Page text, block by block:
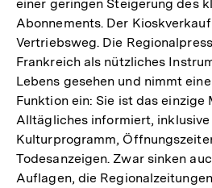
einer geringen Steigerung des
Abonnements. Der
Vertriebsweg. Die
Frankreich als nützliches
Lebens gesehen und nimmt
Funktion ein: Sie ist das einzige
Alltägliches informiert,
Kulturprogramm,
Todesanzeigen. Zwar sinken
Auflagen, die